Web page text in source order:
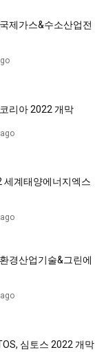
Wars | Eom
제가스&수소산업전
리아 2022 개막
세계태양에너지엑스
경산업기술&그린에
심토스 2022 개막